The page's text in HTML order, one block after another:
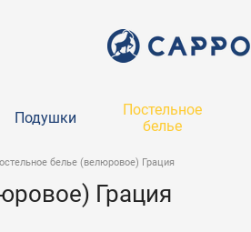
Подушки
Постельное
белье
белье (велюровое) Грация
Грация